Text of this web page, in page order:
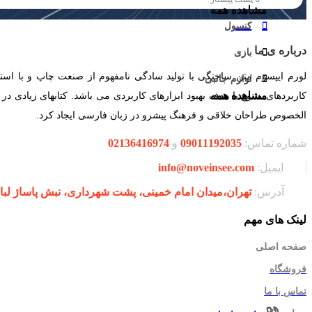
مشاهده همه
کنسول
بازی
لوازم جانبی
مشاهده همه
مشاهده همه
کنسول
بازی
لوازم جانبی
مشاهده همه
درباره ی ما
لورم ایپسوم متن ساختگی با تولید سادگی نامفهوم از صنعت چاپ و با
کاربردهای متنوع با هدف بهبود ابزارهای کاربردی می باشد. کتابهای
الخصوص طراحان خلاقی و فرهنگ پیشرو در زبان فارسی ایجاد کرد.
شماره تماس: 09011192035 و 02136416974
ایمیل: info@noveinsee.com
آدرس:تهران،‌میدان امام خمینی، پشت شهرداری، نبش پاساژ لباف، پلاک 27
لینک های مهم
صفحه اصلی
فروشگاه
تماس با ما